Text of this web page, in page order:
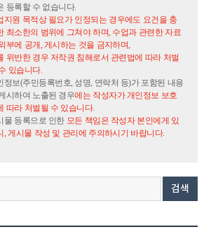
등록할 수 없습니다.
지원 목적상 필요가 인정되는 경우에도 요건을 충
최소한의 범위에 그쳐야 하며, 수업과 관련한 자료
부에 공개, 게시하는 것을 금지하며,
위반한 경우 저작권 침해로서 관련법에 따라 처벌
있습니다.
정보(주민등록번호, 성명, 연락처 등)가 포함된 내용
시하여 노출된 경우에는 작성자가 개인정보 보호
따라 처벌될 수 있습니다.
물 등록으로 인한 모든 책임은 작성자 본인에게 있
, 게시물 작성 및 관리에 주의하시기 바랍니다.
검색